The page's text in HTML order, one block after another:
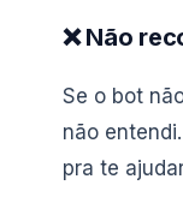
❌ Não
Se o bot
não
pra te